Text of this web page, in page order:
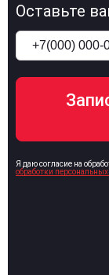
Оставьте
Я даю согласие на
обработки